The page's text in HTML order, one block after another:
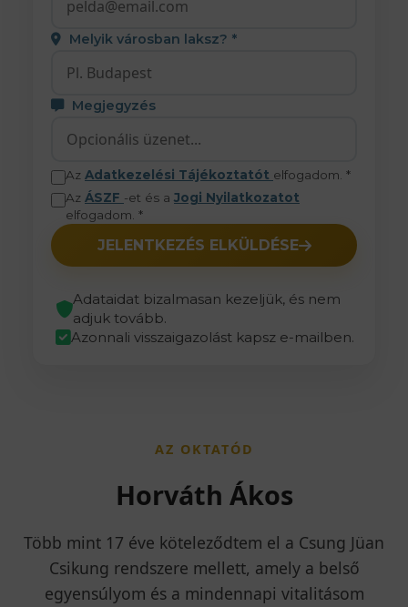
Melyik városban laksz? *
Megjegyzés
Az Adatkezelési Tájékoztatót elfogadom. *
Az ÁSZF -et és a Jogi Nyilatkozatot
elfogadom. *
JELENTKEZÉS ELKÜLDÉSE
Adataidat bizalmasan kezeljük, és nem
adjuk tovább.
Azonnali visszaigazolást kapsz e-mailben.
AZ OKTATÓD
Horváth Ákos
Több mint 17 éve köteleződtem el a Csung Jüan
Csikung rendszere mellett, amely a belső
egyensúlyom és a mindennapi vitalitásom